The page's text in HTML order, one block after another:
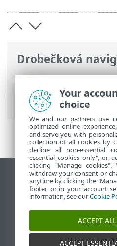
Drobečková
ESET Online nápověda
Security >Rozšířená
problémů > Diagnostika
Zobrazit verzi pro
End of Life
ESET Databáze znalostí
ESET Forum
ESET Status Portal
Regionální podpora
Your
choice
We and our partners use
optimized online
and serve you with
collection of all cookies by
decline all non-essential
essential cookies only", or
clicking "Manage
withdraw your consent or
anytime by clicking the
footer or in your account
information, see ourCookie
ACCEPT
ACCEPT